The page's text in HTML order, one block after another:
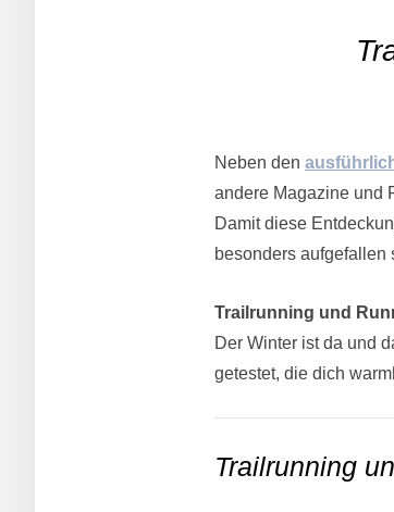
Neben den
andere Magazine und
Damit diese
besonders aufgefallen
Trailrunning und
Der Winter ist da und
getestet, die dich
Trailrunning